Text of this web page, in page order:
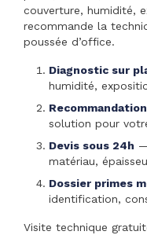
couverture, humidité,
recommande la
poussée d’office.
Diagnostic sur
humidité,
solution pour
Devis sous 24h
matériau,
Dossier primes
identification,
Visite technique